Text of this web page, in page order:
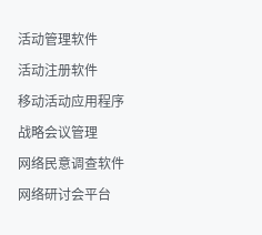
活动管理软件
活动注册软件
移动活动应用程序
战略会议管理
网络民意调查软件
网络研讨会平台